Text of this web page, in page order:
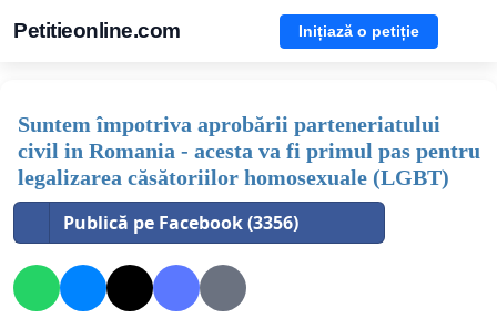
Petitieonline.com Inițiază o petiție
Suntem împotriva aprobării parteneriatului
civil in Romania - acesta va fi primul pas pentru
legalizarea căsătoriilor homosexuale (LGBT)
Publică pe Facebook (3356)